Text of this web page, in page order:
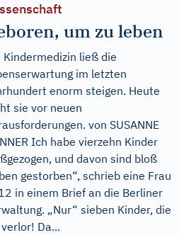
um zu leben
Kindermedizin ließ die
im letzten
enorm steigen. Heute
sie vor neuen
von SUSANNE
Ich habe vierzehn Kinder
und davon sind bloß
gestorben“, schrieb eine Frau
in einem Brief an die Berliner
„Nur“ sieben Kinder, die
Da...